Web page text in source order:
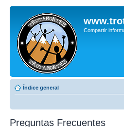
Compartir
Índice general
Preguntas Frecuentes